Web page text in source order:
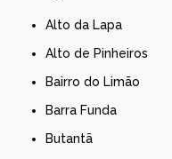
Alto da Lapa
Alto de Pinheiros
Bairro do Limão
Barra Funda
Butantã